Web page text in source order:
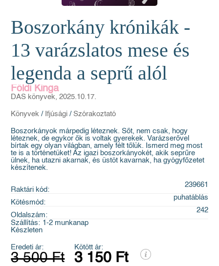
Boszorkány krónikák -
13 varázslatos mese és
legenda a seprű alól
Földi Kinga
DAS könyvek, 2025.10.17.
Könyvek / Ifjúsági / Szórakoztató
Boszorkányok márpedig léteznek. Sőt, nem csak, hogy
léteznek, de egykor ők is voltak gyerekek. Varázserővel
bírtak egy olyan világban, amely félt tőlük. Ismerd meg most
te is a történetüket! Az igazi boszorkányokét, akik seprűre
ülnek, ha utazni akarnak, és üstöt kavarnak, ha gyógyfőzetet
készítenek.
Raktári kód:
239661
Kötésmód:
puhatáblás
Oldalszám:
242
Szállítás: 1-2 munkanap
Készleten
Eredeti ár:
3 500 Ft
Kötött ár:
3 150 Ft